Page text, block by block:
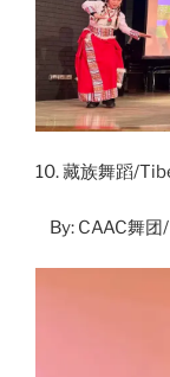
10. 藏族舞蹈/
By: CAAC舞团